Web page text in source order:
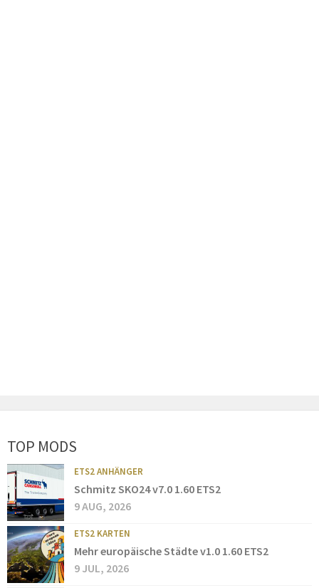
TOP MODS
ETS2 ANHÄNGER
Schmitz SKO24 v7.0 1.60 ETS2
9 AUG, 2026
ETS2 KARTEN
Mehr europäische Städte v1.0 1.60 ETS2
9 JUL, 2026